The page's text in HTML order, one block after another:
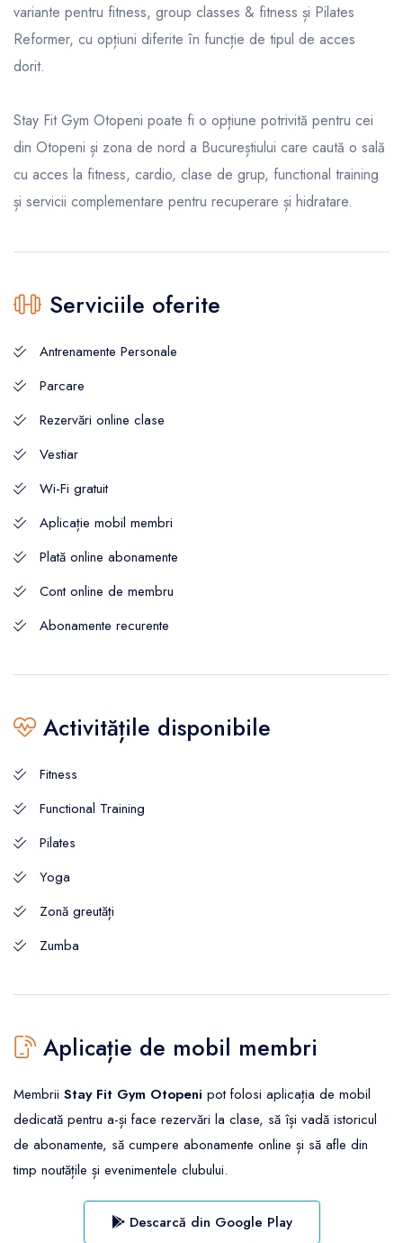
variante pentru fitness, group classes & fitness și Pilates
Reformer, cu opțiuni diferite în funcție de tipul de acces
dorit.
Stay Fit Gym Otopeni poate fi o opțiune potrivită pentru cei
din Otopeni și zona de nord a Bucureștiului care caută o sală
cu acces la fitness, cardio, clase de grup, functional training
și servicii complementare pentru recuperare și hidratare.
Serviciile oferite
Antrenamente Personale
Parcare
Rezervări online clase
Vestiar
Wi-Fi gratuit
Aplicație mobil membri
Plată online abonamente
Cont online de membru
Abonamente recurente
Activitățile disponibile
Fitness
Functional Training
Pilates
Yoga
Zonă greutăți
Zumba
Aplicație de mobil membri
Membrii Stay Fit Gym Otopeni pot folosi aplicația de mobil
dedicată pentru a-și face rezervări la clase, să își vadă istoricul
de abonamente, să cumpere abonamente online și să afle din
timp noutățile și evenimentele clubului.
Descarcă din Google Play